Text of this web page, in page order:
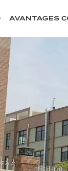
AVANTAGES